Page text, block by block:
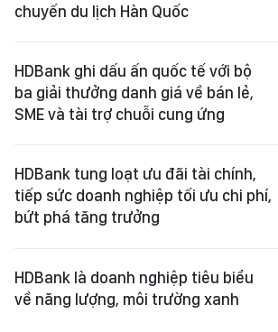
chuyến du lịch Hàn Quốc
HDBank ghi dấu ấn quốc tế với bộ
ba giải thưởng danh giá về bán lẻ,
SME và tài trợ chuỗi cung ứng
HDBank tung loạt ưu đãi tài chính,
tiếp sức doanh nghiệp tối ưu chi phí,
bứt phá tăng trưởng
HDBank là doanh nghiệp tiêu biểu
về năng lượng, môi trường xanh